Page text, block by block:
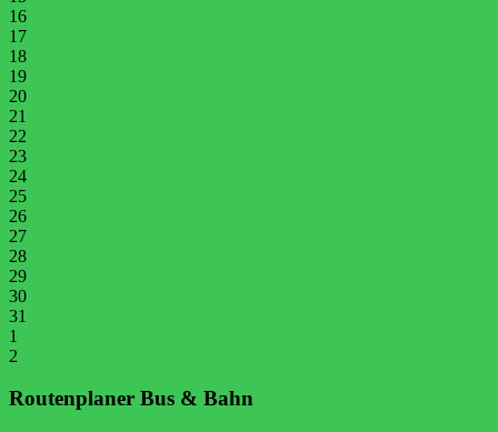
16
17
18
19
20
21
22
23
24
25
26
27
28
29
30
31
1
2
Routenplaner Bus & Bahn